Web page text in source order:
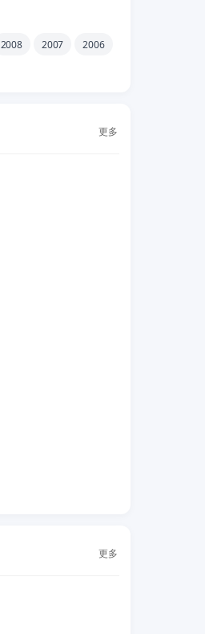
2008 2007
2006
更多
更多